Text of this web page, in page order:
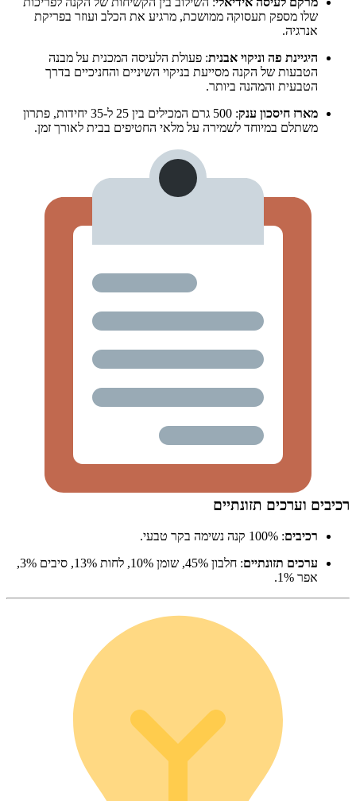
שלו מספק תעסוקה ממושכת, מרגיע את הכלב ועוזר בפריקת
אנרגיה.
היגיינת פה וניקוי אבנית: פעולת הלעיסה המכנית על מבנה
הטבעות של הקנה מסייעת בניקוי השיניים והחניכיים בדרך
הטבעית והמהנה ביותר.
מארז חיסכון ענק
: 500 גרם המכילים בין 25 ל-35 יחידות, פתרון
משתלם במיוחד לשמירה על מלאי החטיפים בבית לאורך זמן.
רכיבים וערכים תזונתיים
רכיבים: 100% קנה נשימה בקר טבעי.
ערכים תזונתיים
: חלבון 45%, שומן 10%, לחות 13%, סיבים 3%,
אפר 1%.